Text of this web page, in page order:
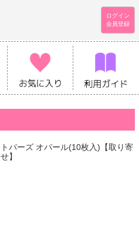
ログイン
会員登録
トパーズ オパール(10枚入)【取り寄
せ】